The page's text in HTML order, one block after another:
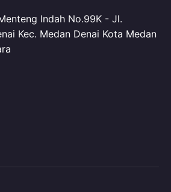
Indah No.99K - Jl.
Kec. Medan Denai Kota Medan